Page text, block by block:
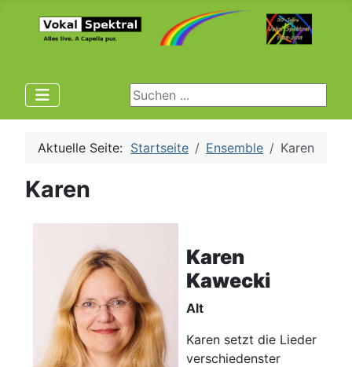
Suchen ...
Aktuelle Seite: Startseite Ensemble Karen
Karen
Karen
Kawecki
Alt
Karen setzt die Lieder
verschiedenster